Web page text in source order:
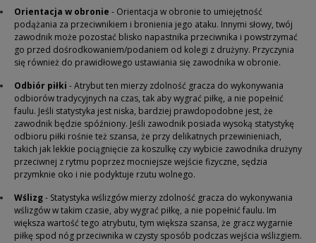
Orientacja w obronie - Orientacja w obronie to umiejętność
podążania za przeciwnikiem i bronienia jego ataku. Innymi słowy, twój
zawodnik może pozostać blisko napastnika przeciwnika i powstrzymać
go przed dośrodkowaniem/podaniem od kolegi z drużyny. Przyczynia
się również do prawidłowego ustawiania się zawodnika w obronie.
Odbiór piłki - Atrybut ten mierzy zdolność gracza do wykonywania
odbiorów tradycyjnych na czas, tak aby wygrać piłkę, a nie popełnić
faulu. Jeśli statystyka jest niska, bardziej prawdopodobne jest, że
zawodnik będzie spóźniony. Jeśli zawodnik posiada wysoką statystykę
odbioru piłki rośnie też szansa, że przy delikatnych przewinieniach,
takich jak lekkie pociągnięcie za koszulkę czy wybicie zawodnika drużyny
przeciwnej z rytmu poprzez mocniejsze wejście fizyczne, sędzia
przymknie oko i nie podyktuje rzutu wolnego.
Wślizg- Statystyka wślizgów mierzy zdolność gracza do wykonywania
wślizgów w takim czasie, aby wygrać piłkę, a nie popełnić faulu. Im
większa wartość tego atrybutu, tym większa szansa, że gracz wygarnie
piłkę spod nóg przeciwnika w czysty sposób podczas wejścia wślizgiem.